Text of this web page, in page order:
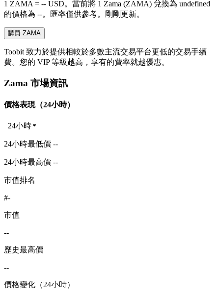
1 ZAMA = -- USD。當前將 1 Zama (ZAMA) 兌換為 undefined
的價格為 --。匯率僅供參考。剛剛更新。
購買 ZAMA
Toobit 致力於提供相較於多數主流交易平台更低的交易手續
費。您的 VIP 等級越高，享有的費率就越優惠。
Zama 市場資訊
價格表現（24小時）
24小時
24小時最低價 --
24小時最高價 --
市值排名
#-
市值
--
歷史最高價
--
價格變化（24小時）